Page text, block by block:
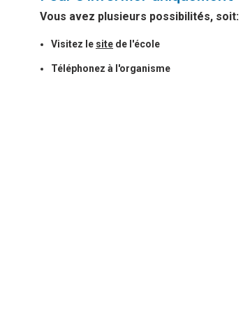
Vous avez plusieurs possibilités, soit:
Visitez le site de l'école
Téléphonez à l'organisme